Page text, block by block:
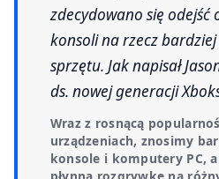
zdecydowano się odejść
konsoli na rzecz
sprzętu. Jak napisał
ds. nowej generacji
Wraz z rosnącą
urządzeniach, znosimy
konsole i komputery PC,